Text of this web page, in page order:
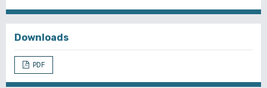
Downloads
PDF